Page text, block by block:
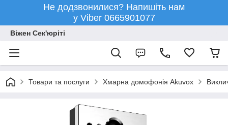
Не додзвонилися? Напишіть нам
у Viber 0665901077
Віжен Сек'юріті
Товари та послуги Хмарна домофонія Akuvox